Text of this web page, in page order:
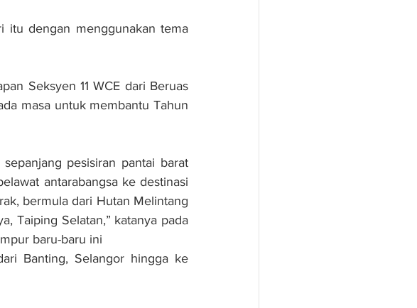
itu dengan menggunakan tema
Seksyen 11 WCE dari Beruas
masa untuk membantu Tahun
pesisiran pantai barat
antarabangsa ke destinasi
bermula dari Hutan Melintang
Taiping Selatan,” katanya pada
baru-baru ini
Banting, Selangor hingga ke